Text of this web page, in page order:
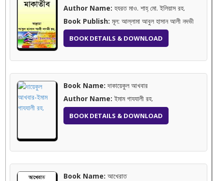
Author Name: হযরত মাও. শাহ্ মো. ইলিয়াস রহ.
Book Publish: মূল: আল্লামা আবুল হাসান আলী নদভী
BOOK DETAILS & DOWNLOAD
Book Name: দাকায়েকুল আখবার
Author Name: ইমাম গাযযালী রহ.
BOOK DETAILS & DOWNLOAD
Book Name: আখেরাত